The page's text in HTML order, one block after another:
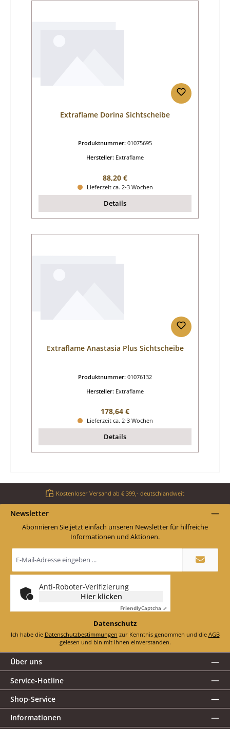
Extraflame Dorina Sichtscheibe
Produktnummer: 01075695
Hersteller: Extraflame
Regulärer Preis:
88,20 €
Lieferzeit ca. 2-3 Wochen
Details
Extraflame Anastasia Plus Sichtscheibe
Produktnummer: 01076132
Hersteller: Extraflame
Regulärer Preis:
178,64 €
Lieferzeit ca. 2-3 Wochen
Details
Kostenloser Versand ab € 399,- deutschlandweit
Newsletter
Abonnieren Sie jetzt einfach unseren Newsletter für hilfreiche
Informationen und Aktionen.
Mail-
*
Anti-Roboter-Verifizierung
Hier klicken
FriendlyCaptcha ⇗
Datenschutz
Ich habe die Datenschutzbestimmungen zur Kenntnis genommen und die AGB
gelesen und bin mit ihnen einverstanden.
Über uns
Service-Hotline
Shop-Service
Informationen